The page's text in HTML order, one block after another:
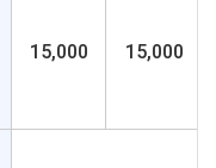
15,000 15,000